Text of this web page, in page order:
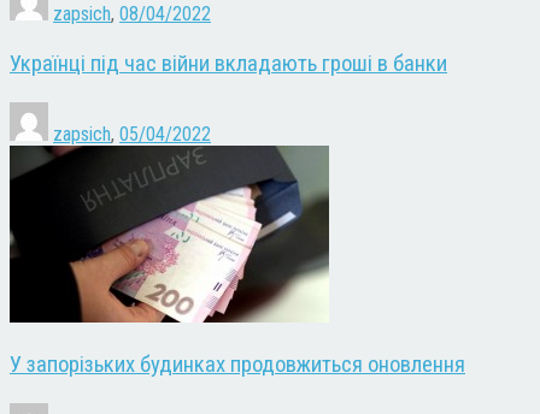
zapsich, 08/04/2022
Українці під час війни вкладають гроші в банки
zapsich, 05/04/2022
У запорізьких будинках продовжиться оновлення